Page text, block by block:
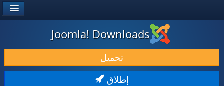
حمل & ومدد
اكتشف & تعلم
Joomla! Downloads
تحميل
إطلاق